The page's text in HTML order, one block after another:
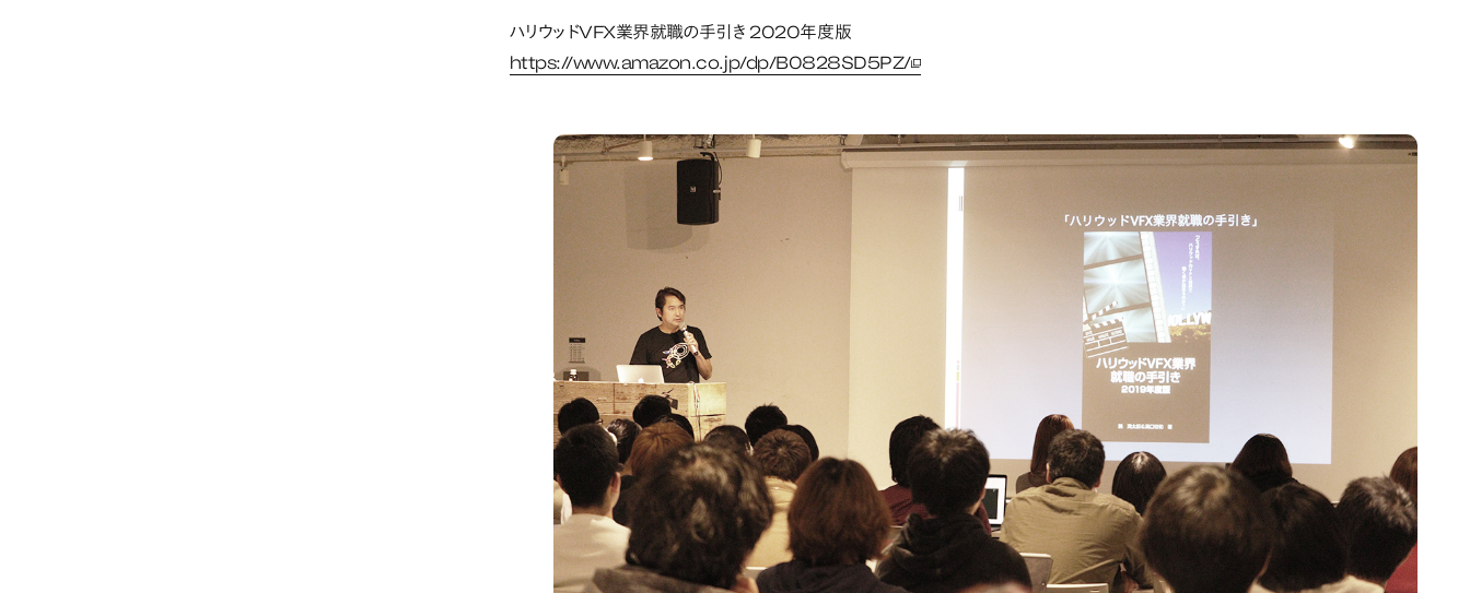
ハリウッドVFX業界就職の手引き 2020年度版
https://www.amazon.co.jp/dp/B0828SD5PZ/新しいタブで開く